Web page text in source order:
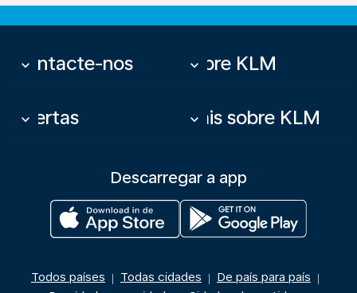
Contacte-nos
keyboard_arrow_down Sobre KLM
keyboard_arrow_down
Ofertas
keyboard_arrow_down Mais sobre KLM
keyboard_arrow_down
Descarregar a app
Todos países | Todas cidades | De país para país |